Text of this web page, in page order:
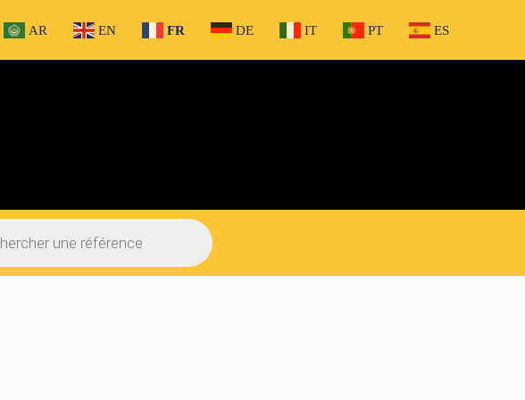
AR EN FR DE IT PT ES